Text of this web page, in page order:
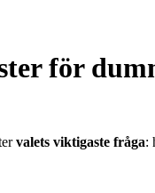
för
valets viktigaste fråga: